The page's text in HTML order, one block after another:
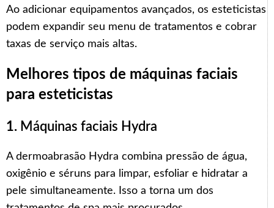
Ao adicionar equipamentos avançados, os esteticistas
podem expandir seu menu de tratamentos e cobrar
taxas de serviço mais altas.
Melhores tipos de máquinas faciais
para esteticistas
1. Máquinas faciais Hydra
A dermoabrasão Hydra combina pressão de água,
oxigênio e séruns para limpar, esfoliar e hidratar a
pele simultaneamente. Isso a torna um dos